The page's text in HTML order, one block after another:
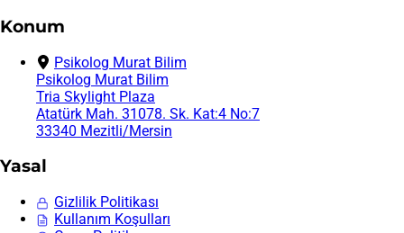
Konum
Psikolog Murat Bilim
Psikolog Murat Bilim
Tria Skylight Plaza
Atatürk Mah. 31078. Sk. Kat:4 No:7
33340 Mezitli/Mersin
Yasal
Gizlilik Politikası
Kullanım Koşulları